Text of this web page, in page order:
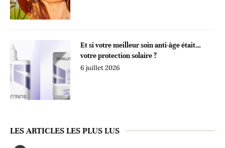
Et si votre meilleur soin anti-âge était…
votre protection solaire ?
6 juillet 2026
LES ARTICLES LES PLUS LUS